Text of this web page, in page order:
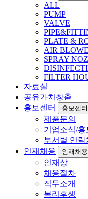
ALL
PUMP
VALVE
PLATE &
AIR
SPRAY
FILTER
자료실
공유가치창출
홍보센터
홍보센터
제품문의
기업소식/홍
부서별 연락
인재채용
인재채용
인재상
채용절차
직무소개
복리후생